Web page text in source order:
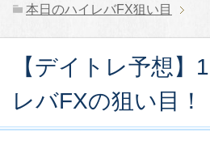
本日のハイレバFX狙い目
【デイトレ予想】
レバFXの狙い目！